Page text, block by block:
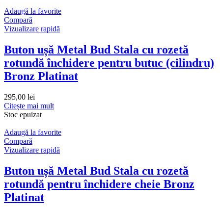
Adaugă la favorite
Compară
Vizualizare rapidă
Buton ușă Metal Bud Stala cu rozetă
rotundă închidere pentru butuc (cilindru)
Bronz Platinat
295,00 lei
Citește mai mult
Stoc epuizat
Adaugă la favorite
Compară
Vizualizare rapidă
Buton ușă Metal Bud Stala cu rozetă
rotundă pentru închidere cheie Bronz
Platinat